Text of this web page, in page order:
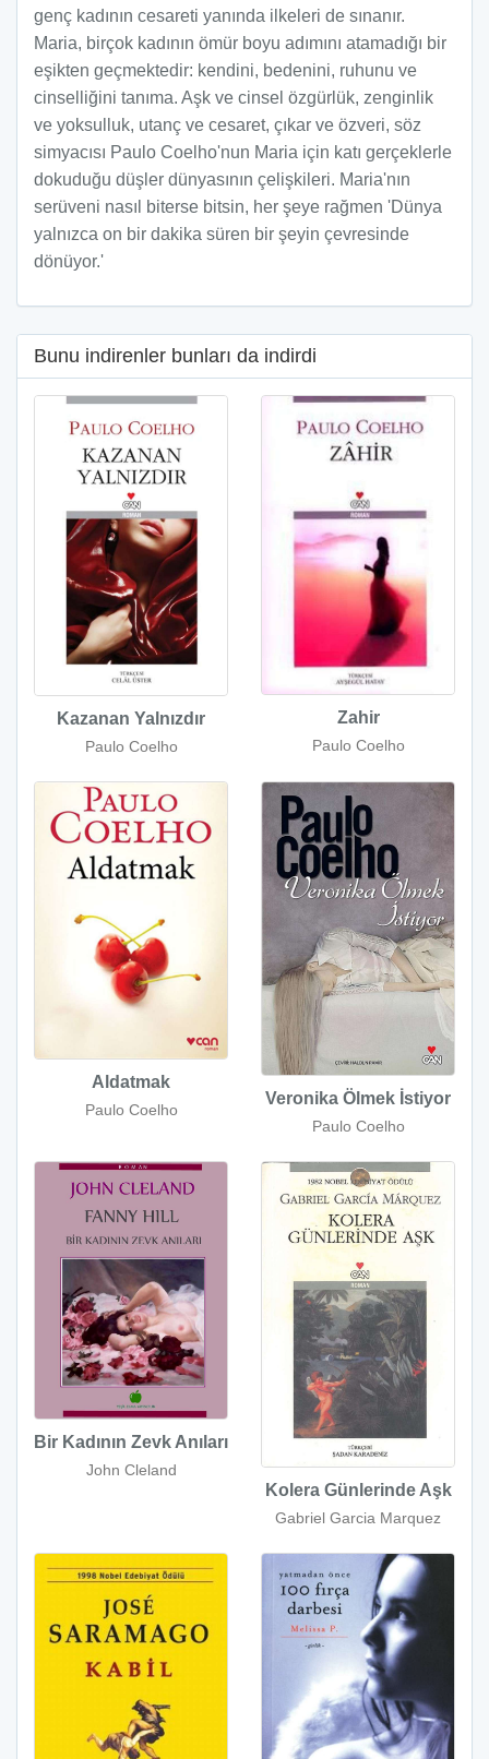
genç kadının cesareti yanında ilkeleri de sınanır.
Maria, birçok kadının ömür boyu adımını atamadığı bir
eşikten geçmektedir: kendini, bedenini, ruhunu ve
cinselliğini tanıma. Aşk ve cinsel özgürlük, zenginlik
ve yoksulluk, utanç ve cesaret, çıkar ve özveri, söz
simyacısı Paulo Coelho'nun Maria için katı gerçeklerle
dokuduğu düşler dünyasının çelişkileri. Maria'nın
serüveni nasıl biterse bitsin, her şeye rağmen 'Dünya
yalnızca on bir dakika süren bir şeyin çevresinde
dönüyor.'
Bunu indirenler bunları da indirdi
Kazanan Yalnızdır
Paulo Coelho
Zahir
Paulo Coelho
Aldatmak
Paulo Coelho
Veronika Ölmek İstiyor
Paulo Coelho
Bir Kadının Zevk Anıları
John Cleland
Kolera Günlerinde Aşk
Gabriel Garcia Marquez